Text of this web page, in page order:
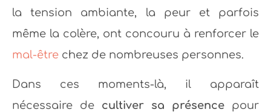
la tension ambiante, la peur et parfois
même la colère, ont concouru à renforcer le
mal-être chez de nombreuses personnes.
Dans ces moments-là, il apparaît
nécessaire de cultiver sa présence pour